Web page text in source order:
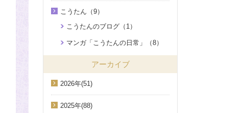
こうたん（9）
こうたんのブログ（1）
マンガ「こうたんの日常」（8）
アーカイブ
2026年(51)
2025年(88)